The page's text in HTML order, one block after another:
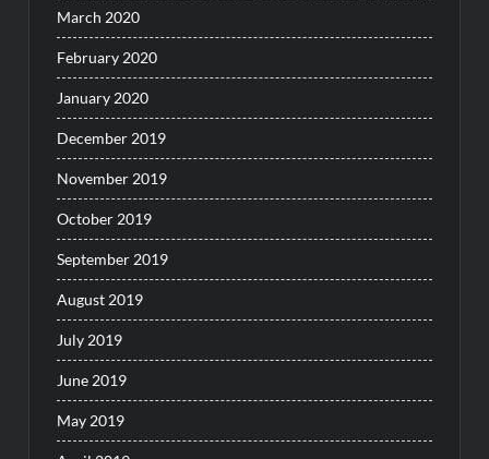
March 2020
February 2020
January 2020
December 2019
November 2019
October 2019
September 2019
August 2019
July 2019
June 2019
May 2019